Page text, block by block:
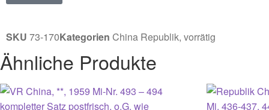
SKU 73-170Kategorien China Republik, vorrätig
Ähnliche Produkte